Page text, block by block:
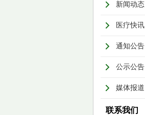
新闻动态
医疗快讯
通知公告
公示公告
媒体报道
联系我们